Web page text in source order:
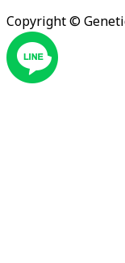
Copyright ©